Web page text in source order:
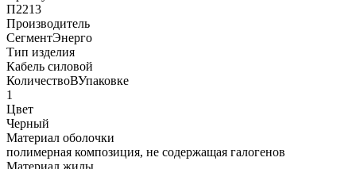
П2213
Производитель
СегментЭнерго
Тип изделия
Кабель силовой
КоличествоВУпаковке
1
Цвет
Черный
Материал оболочки
полимерная композиция, не содержащая галогенов